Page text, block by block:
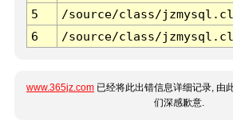
5
/source/class/
6
/source/class/
www.365jz.com 已经将此出错信息详细记录, 由
们深感歉意.